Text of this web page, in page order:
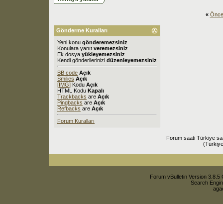
«
Gönderme Kuralları
Yeni konu gönderemezsiniz
Konulara yanıt veremezsiniz
Ek dosya yükleyemezsiniz
Kendi gönderilerinizi düzenleyemezsiniz
BB code Açık
Smilies Açık
[IMG] Kodu Açık
HTML Kodu Kapalı
Trackbacks are Açık
Pingbacks are Açık
Refbacks are Açık
Forum Kuralları
Forum saati Türkiye
Forum vBulletin Version
Search